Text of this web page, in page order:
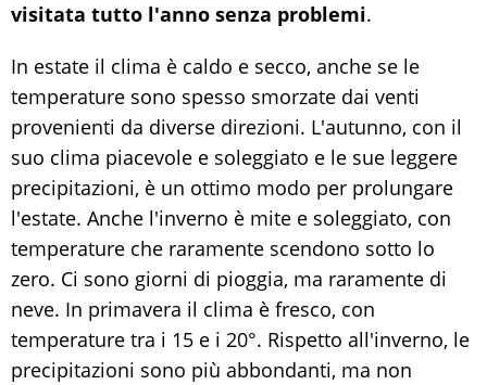
visitata tutto l'anno senza problemi.
In estate il clima è caldo e secco, anche se le
temperature sono spesso smorzate dai venti
provenienti da diverse direzioni. L'autunno, con il
suo clima piacevole e soleggiato e le sue leggere
precipitazioni, è un ottimo modo per prolungare
l'estate. Anche l'inverno è mite e soleggiato, con
temperature che raramente scendono sotto lo
zero. Ci sono giorni di pioggia, ma raramente di
neve. In primavera il clima è fresco, con
temperature tra i 15 e i 20°. Rispetto all'inverno, le
precipitazioni sono più abbondanti, ma non